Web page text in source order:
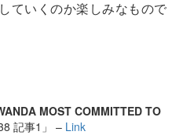
ていくのか楽しみなもので
MOST COMMITTED TO
記事1」 – Link